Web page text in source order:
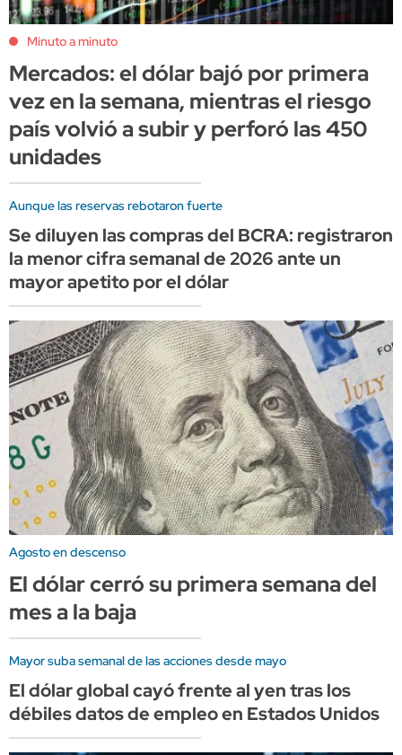
Minuto a minuto
Mercados: el dólar bajó por primera
vez en la semana, mientras el riesgo
país volvió a subir y perforó las 450
unidades
Aunque las reservas rebotaron fuerte
Se diluyen las compras del BCRA: registraron
la menor cifra semanal de 2026 ante un
mayor apetito por el dólar
Agosto en descenso
El dólar cerró su primera semana del
mes a la baja
Mayor suba semanal de las acciones desde mayo
El dólar global cayó frente al yen tras los
débiles datos de empleo en Estados Unidos